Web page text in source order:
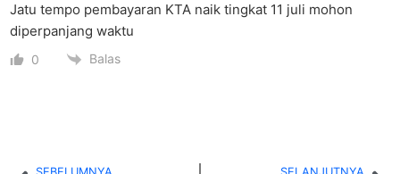
Jatu tempo pembayaran KTA naik tingkat 11 juli mohon
diperpanjang waktu
0 Balas